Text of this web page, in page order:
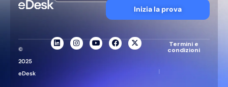
Inizia la prova
©
2025
eDesk
Termini e
condizioni
|